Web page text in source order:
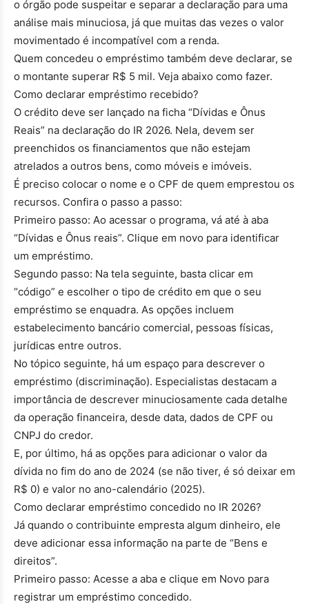
o órgão pode suspeitar e separar a declaração para uma
análise mais minuciosa, já que muitas das vezes o valor
movimentado é incompatível com a renda.
Quem concedeu o empréstimo também deve declarar, se
o montante superar R$ 5 mil. Veja abaixo como fazer.
Como declarar empréstimo recebido?
O crédito deve ser lançado na ficha “Dívidas e Ônus
Reais” na declaração do IR 2026. Nela, devem ser
preenchidos os financiamentos que não estejam
atrelados a outros bens, como móveis e imóveis.
É preciso colocar o nome e o CPF de quem emprestou os
recursos. Confira o passo a passo:
Primeiro passo: Ao acessar o programa, vá até à aba
“Dívidas e Ônus reais”. Clique em novo para identificar
um empréstimo.
Segundo passo: Na tela seguinte, basta clicar em
“código” e escolher o tipo de crédito em que o seu
empréstimo se enquadra. As opções incluem
estabelecimento bancário comercial, pessoas físicas,
jurídicas entre outros.
No tópico seguinte, há um espaço para descrever o
empréstimo (discriminação). Especialistas destacam a
importância de descrever minuciosamente cada detalhe
da operação financeira, desde data, dados de CPF ou
CNPJ do credor.
E, por último, há as opções para adicionar o valor da
dívida no fim do ano de 2024 (se não tiver, é só deixar em
R$ 0) e valor no ano-calendário (2025).
Como declarar empréstimo concedido no IR 2026?
Já quando o contribuinte empresta algum dinheiro, ele
deve adicionar essa informação na parte de “Bens e
direitos”.
Primeiro passo: Acesse a aba e clique em Novo para
registrar um empréstimo concedido.